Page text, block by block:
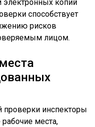
электронных копий
способствует
рисков
лицом.
проверки инспекторы
места,